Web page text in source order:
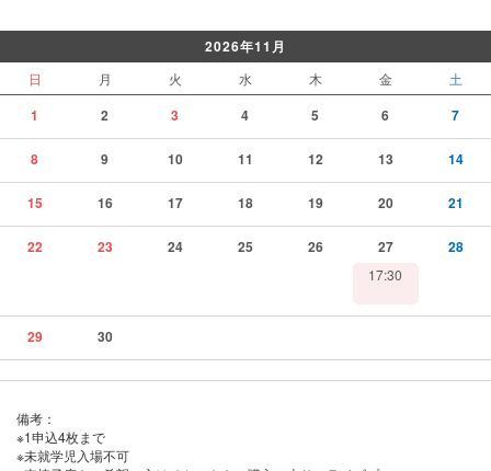
2026年11月
日 月 火 水 木 金 土
1 2 3 4 5 6 7
8 9 10 11 12 13 14
15 16 17 18 19 20 21
22 23 24 25 26 27
17:30
28
29 30
備考：
※1申込4枚まで
※未就学児入場不可